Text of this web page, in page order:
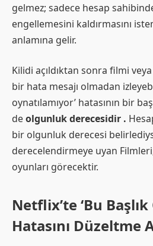
gelmez; sadece hesap
engellemesini kaldırmasını
anlamına gelir.
Kilidi açıldıktan sonra filmi
bir hata mesajı olmadan
oynatılamıyor’ hatasının bir
deolgunluk derecesidir .
bir olgunluk derecesi
derecelendirmeye uyan Filmleri,
oyunları görecektir.
Netflix’te ‘Bu
Hatasını Düzeltme